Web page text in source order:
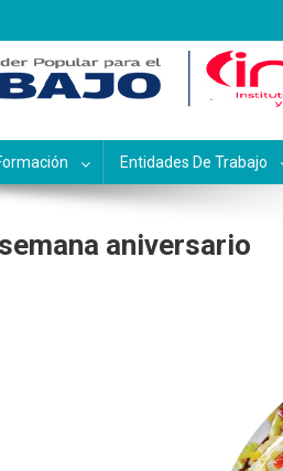
Capacitación y
Entidades De Trabajo
aniversario